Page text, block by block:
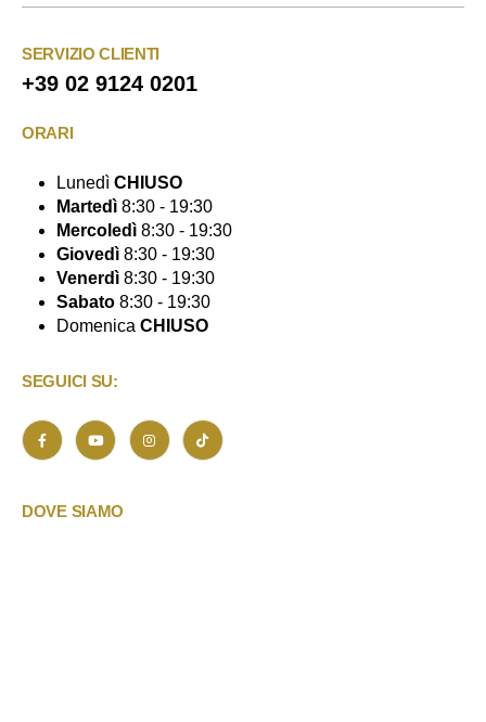
SERVIZIO CLIENTI
+39 02 9124 0201
ORARI
Lunedì CHIUSO
Martedì 8:30 - 19:30
Mercoledì 8:30 - 19:30
Giovedì 8:30 - 19:30
Venerdì 8:30 - 19:30
Sabato 8:30 - 19:30
Domenica CHIUSO
SEGUICI SU:
DOVE SIAMO